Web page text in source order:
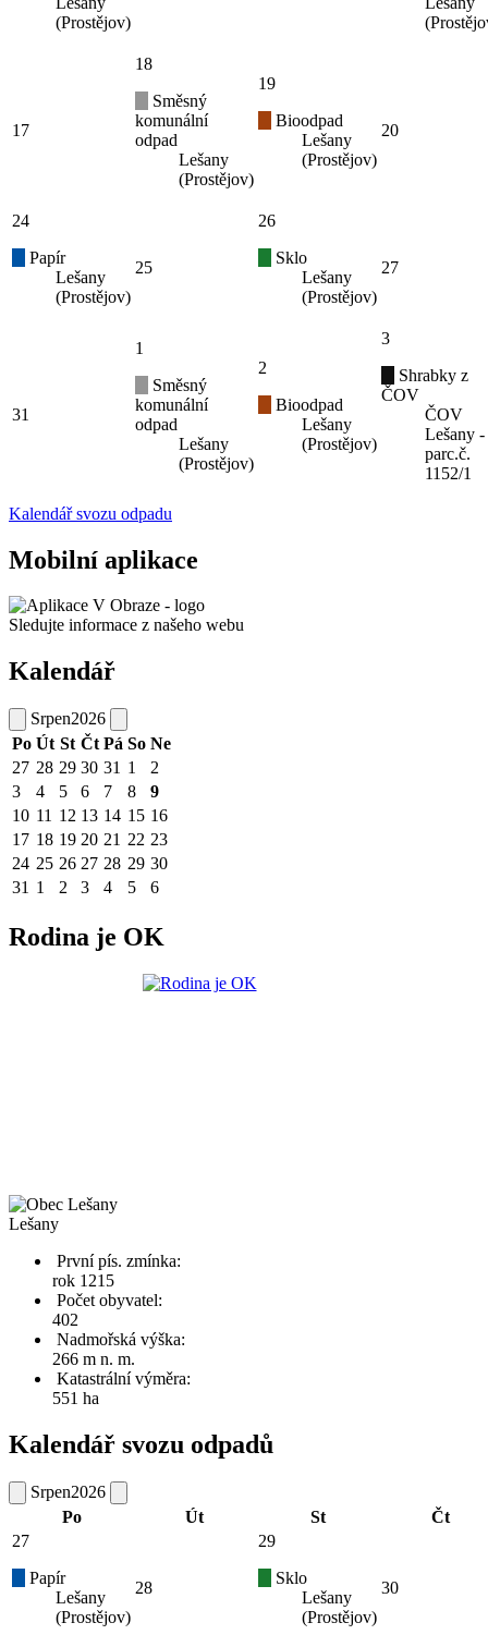
(Prostějov)
17
18
Směsný
komunální
odpad
Lešany
(Prostějov)
19
Bioodpad
Lešany
(Prostějov)
20
24
Papír
Lešany
(Prostějov)
25
26
Sklo
Lešany
(Prostějov)
27
31
1
Směsný
komunální
odpad
Lešany
(Prostějov)
2
Bioodpad
Lešany
(Prostějov)
3
Shrabky z
ČOV
ČOV
Lešany -
parc.č.
1152/1
Kalendář svozu odpadu
Mobilní aplikace
Sledujte informace z našeho webu
Kalendář
Srpen2026
Po Út St Čt Pá So Ne
27 28 29 30 31 1
2
3
4 5 6 7 8
9
10 11 12 13 14 15 16
17 18 19 20 21 22 23
24 25 26 27 28 29 30
31 1 2 3 4 5 6
Rodina je OK
Lešany
První pís. zmínka:
rok 1215
Počet obyvatel:
402
Nadmořská výška:
266 m n. m.
Katastrální výměra:
551 ha
Kalendář svozu odpadů
Srpen2026
Po
Út St
Čt
27
Papír
Lešany
(Prostějov)
28
29
Sklo
Lešany
(Prostějov)
30